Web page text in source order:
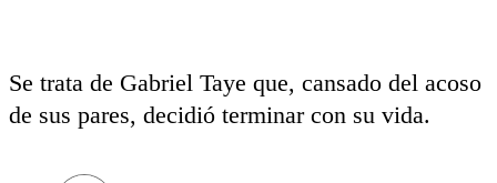
Se trata de Gabriel Taye que, cansado del acoso
de sus pares, decidió terminar con su vida.